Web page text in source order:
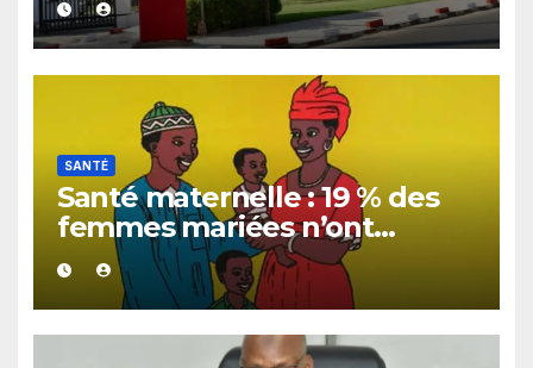
SANTÉ
Santé maternelle : 19 % des
femmes mariées n’ont
toujours pas accès à une
planification familiale
adaptée